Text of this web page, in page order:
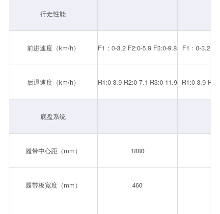
行走性能
前进速度（km/h） F1：0-3.2 F2:0-5.9 F3:0-9.8 F1：0-3.2
后退速度（km/h） R1:0-3.9 R2:0-7.1 R3:0-11.9 R1:0-3.9
底盘系统
履带中心距（mm） 1880
履带板宽度（mm） 460